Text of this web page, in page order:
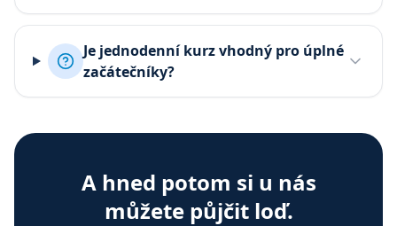
Je jednodenní kurz vhodný pro úplné
začátečníky?
A hned potom si u nás
můžete půjčit loď.